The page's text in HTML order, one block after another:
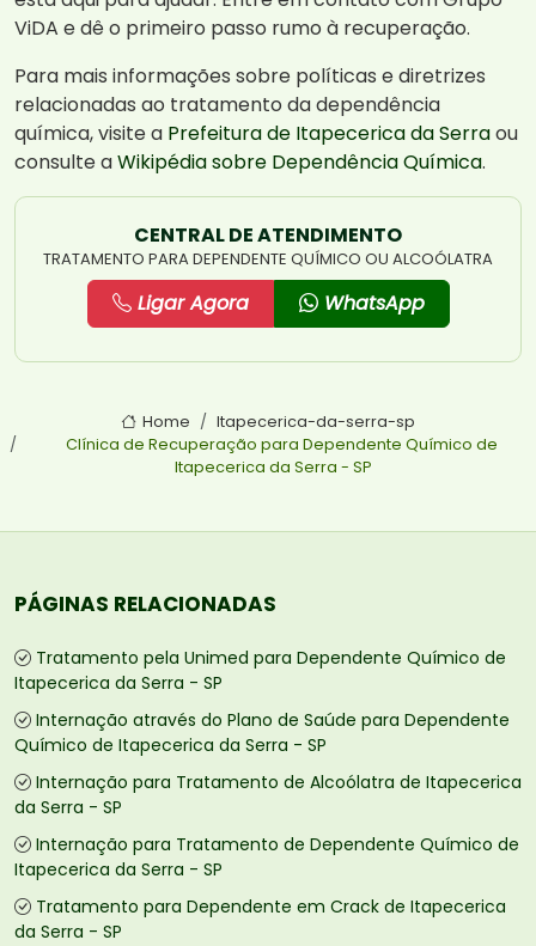
ViDA e dê o primeiro passo rumo à recuperação.
Para mais informações sobre políticas e diretrizes
relacionadas ao tratamento da dependência
química, visite a Prefeitura de Itapecerica da Serraou
consulte aWikipédia sobre Dependência Química.
CENTRAL DE ATENDIMENTO
TRATAMENTO PARA DEPENDENTE QUÍMICO OU ALCOÓLATRA
Ligar Agora WhatsApp
Home
Itapecerica-da-serra-sp
Clínica de Recuperação para Dependente Químico de
Itapecerica da Serra - SP
PÁGINAS RELACIONADAS
Tratamento pela Unimed para Dependente Químico de
Itapecerica da Serra - SP
Internação através do Plano de Saúde para Dependente
Químico de Itapecerica da Serra - SP
Internação para Tratamento de Alcoólatra de Itapecerica
da Serra - SP
Internação para Tratamento de Dependente Químico de
Itapecerica da Serra - SP
Tratamento para Dependente em Crack de Itapecerica
da Serra - SP